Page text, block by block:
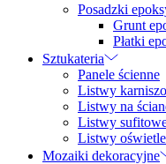
Posadzki
Grunt
Płatki
Sztukateria
Panele ścienne
Listwy
Listwy na
Listwy
Listwy
Mozaiki dekoracyjne